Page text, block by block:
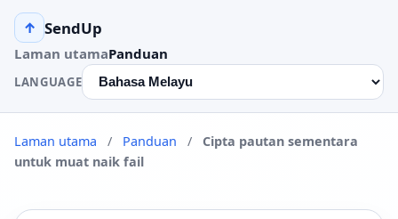
↑ SendUp
Laman utamaPanduan
LANGUAGE
Laman utama / Panduan /
Cipta pautan sementara
untuk muat naik fail